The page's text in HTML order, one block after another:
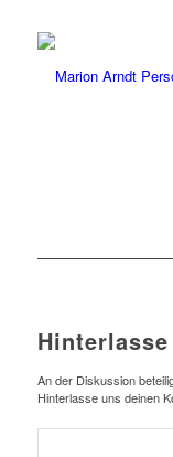
An der Diskussion
Hinterlasse uns deinen